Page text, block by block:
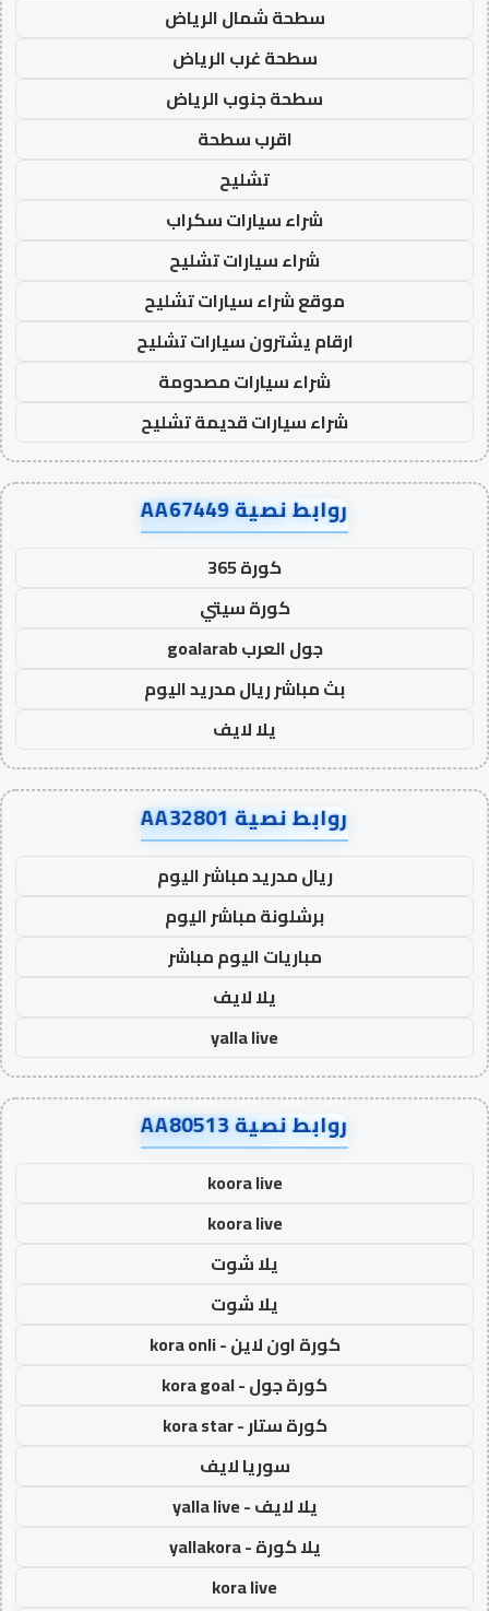
سطحة شمال الرياض
سطحة غرب الرياض
سطحة جنوب الرياض
اقرب سطحة
تشليح
شراء سيارات سكراب
شراء سيارات تشليح
موقع شراء سيارات تشليح
ارقام يشترون سيارات تشليح
شراء سيارات مصدومة
شراء سيارات قديمة تشليح
روابط نصية AA67449
كورة 365
كورة سيتي
جول العرب goalarab
بث مباشر ريال مدريد اليوم
يلا لايف
روابط نصية AA32801
ريال مدريد مباشر اليوم
برشلونة مباشر اليوم
مباريات اليوم مباشر
يلا لايف
yalla live
روابط نصية AA80513
koora live
koora live
يلا شوت
يلا شوت
كورة اون لاين - kora onli
كورة جول - kora goal
كورة ستار - kora star
سوريا لايف
يلا لايف - yalla live
يلا كورة - yallakora
kora live